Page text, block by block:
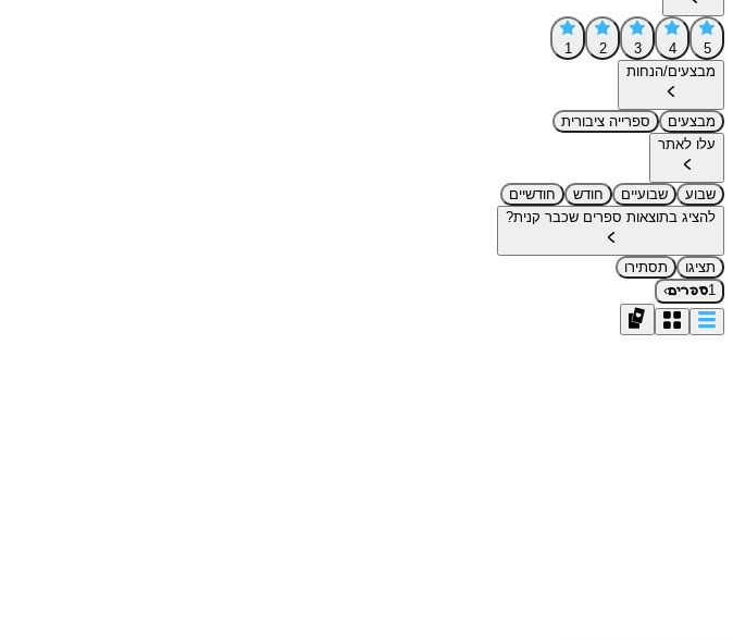
5
4
3
2
1
מבצעים/הנחות
מבצעים
ספרייה ציבורית
עלו לאתר
שבוע שבועיים חודש
חודשיים
להציג בתוצאות ספרים שכבר קנית?
תציגו
תסתירו
1ספרים›